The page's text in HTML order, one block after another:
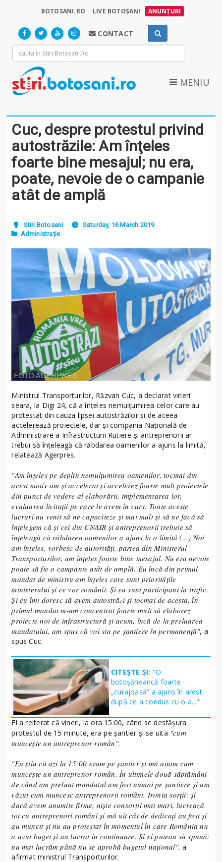
BOTOSANI.RO LIVE BOTOȘANI ANUNȚURI
CONTACT
MENIU
Cuc, despre protestul privind
autostrăzile: Am înţeles
foarte bine mesajul; nu era,
poate, nevoie de o campanie
atât de amplă
Stiri Botosani
Saturday, 16 March 2019
Administrație
Ministrul Transporturilor, Răzvan Cuc, a declarat vineri
seara, la Digi 24, că a înţeles nemulţumirea celor care au
protestat din cauza lipsei autostrăzilor şi de aceea
accelerează proiectele, dar şi compania Naţională de
Administrare a Infrastructurii Rutiere şi antreprenorii ar
trebui să înţeleagă că răbdarea oamenilor a ajuns la limită,
relatează Agerpres.
"Am înţeles pe deplin nemulţumirea oamenilor, tocmai din
acest motiv am şi accelerat şi accelerez foarte mult proiectele
din punct de vedere al elaborării, implementarea lor,
evaluarea licitaţii pe care le avem în curs. Toate aceste
lucruri au venit să ne capaciteze şi mai mult şi să ne facă să
înţelegem că şi cei din CNAIR şi antreprenorii trebuie să
înţeleagă că răbdarea oamenilor a ajuns la o limită (...) Noi
am înţeles, vorbesc de autorităţi, partea din Ministerul
Transporturilor, am înţeles foarte bine mesajul. Nu era nevoie
poate să fie o campanie atât de amplă. Eu încă din primul
mandat de ministru am înţeles care sunt priorităţile
ministerului şi ce vor românii. Şi eu sunt participant la trafic.
Şi eu îmi doresc să avem autostrăzi şi tocmai de acesta, în
primul mandat m-am concentrat foarte mult să elaborez
proiecte noi de infrastructură şi acum, încă de la preluarea
mandatului, am spus că voi sta pe şantiere în permanenţă", a
spus Cuc.
CITEȘTE ȘI: "O
botoșăneancă foarte
„curajoasă” a ajuns în arest,
după ce a condus cu o a..."
El a reiterat că vineri, la ora 15:00, când se desfăşura
protestul de 15 minute, era pe şantier şi se uita "cum
munceşte un antreprenor român".
"Eu ştiu că azi la 15:00 eram pe şantier şi mă uitam cum
munceşte un antreprenor român. În ultimele două săptămâni
de când am preluat mandatul am fost numai pe şantiere şi am
văzut cum muncesc antreprenorii români. Ironia sorţii: şi
dacă avem anumite firme, nişte consorţii mai mari, lucrează
tot cu antreprenori români şi mă uit cât de dedicaţi au fost şi
au muncit şi nu au protestat în momentul în care România nu
a avut buget şi au lucrat în continuare. Şi ei puteau să spună:
nu mai lucrăm până nu se aprobă bugetul naţional", a
afirmat ministrul Transporturilor.